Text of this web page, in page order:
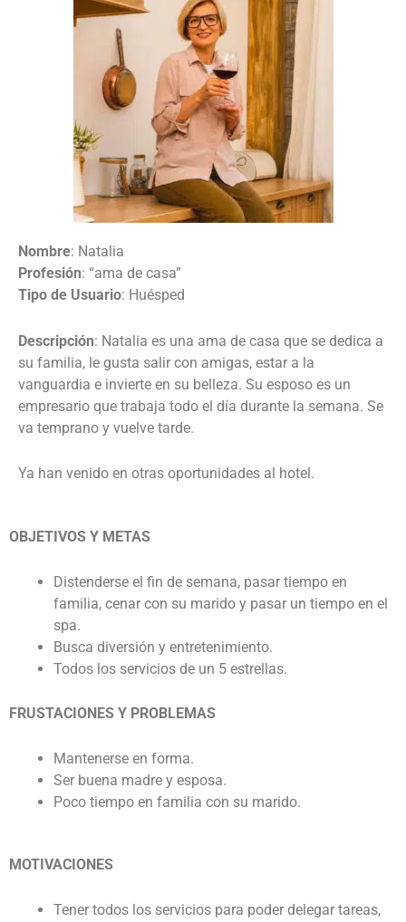
Nombre: Natalia
Profesión: “ama de casa”
Tipo de Usuario: Huésped
Descripción: Natalia es una ama de casa que se dedica a
su familia, le gusta salir con amigas, estar a la
vanguardia e invierte en su belleza. Su esposo es un
empresario que trabaja todo el día durante la semana. Se
va temprano y vuelve tarde.
Ya han venido en otras oportunidades al hotel.
OBJETIVOS Y METAS
Distenderse el fin de semana, pasar tiempo en
familia, cenar con su marido y pasar un tiempo en el
spa.
Busca diversión y entretenimiento.
Todos los servicios de un 5 estrellas.
FRUSTACIONES Y PROBLEMAS
Mantenerse en forma.
Ser buena madre y esposa.
Poco tiempo en familia con su marido.
MOTIVACIONES
Tener todos los servicios para poder delegar tareas,